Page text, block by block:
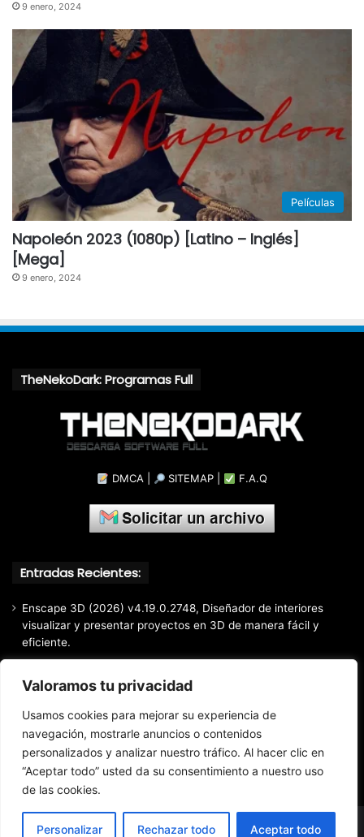
Valoramos tu privacidad
Usamos cookies para mejorar su experiencia de
navegación, mostrarle anuncios o contenidos
personalizados y analizar nuestro tráfico. Al hacer clic en
“Aceptar todo” usted da su consentimiento a nuestro uso
de las cookies.
Personalizar Rechazar todo Aceptar todo
9 enero, 2024
Películas
Napoleón 2023 (1080p) [Latino – Inglés]
[Mega]
9 enero, 2024
TheNekoDark: Programas Full
DMCA| SITEMAP F.A.Q
Entradas Recientes:
Enscape 3D (2026) v4.19.0.2748, Diseñador de interiores
visualizar y presentar proyectos en 3D de manera fácil y
eficiente.
EaseUS Partition Master Professional All Edition (2026)
v20.5.0 Build 202608010610, Crear y modificar particiones
fácil y rápido
EaseUS Todo Backup Home 2025 v16.3.1, Respaldo y
recuperación de archivos confiable